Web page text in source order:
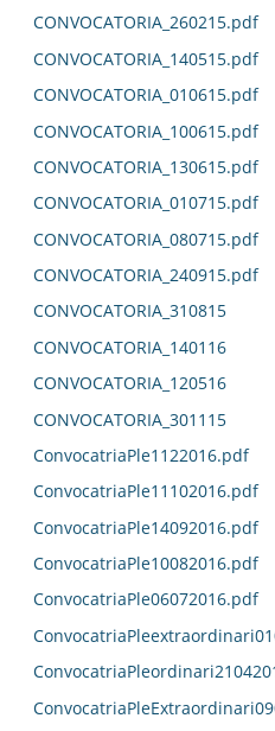
CONVOCATORIA_260215.pdf
CONVOCATORIA_140515.pdf
CONVOCATORIA_010615.pdf
CONVOCATORIA_100615.pdf
CONVOCATORIA_130615.pdf
CONVOCATORIA_010715.pdf
CONVOCATORIA_080715.pdf
CONVOCATORIA_240915.pdf
CONVOCATORIA_310815
CONVOCATORIA_140116
CONVOCATORIA_120516
CONVOCATORIA_301115
ConvocatriaPle1122016.pdf
ConvocatriaPle11102016.pdf
ConvocatriaPle14092016.pdf
ConvocatriaPle10082016.pdf
ConvocatriaPle06072016.pdf